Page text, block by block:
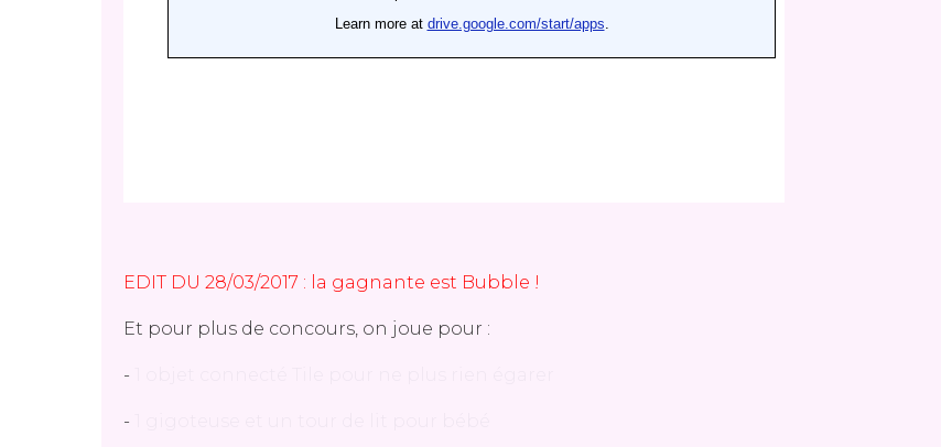
EDIT DU 28/03/2017 : la gagnante est Bubble !
Et pour plus de concours, on joue pour :
-
-